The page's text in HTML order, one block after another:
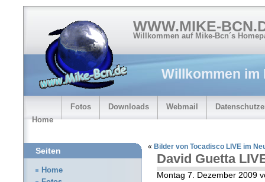
WWW.MIKE-
Willkommen auf Mike-Bcn´s
Willkommen
Home
Fotos Downloads Webmail
« Bilder von Tocadisco LIVE im
David Guetta
Montag 7. Dezember 2009
Seiten
Home